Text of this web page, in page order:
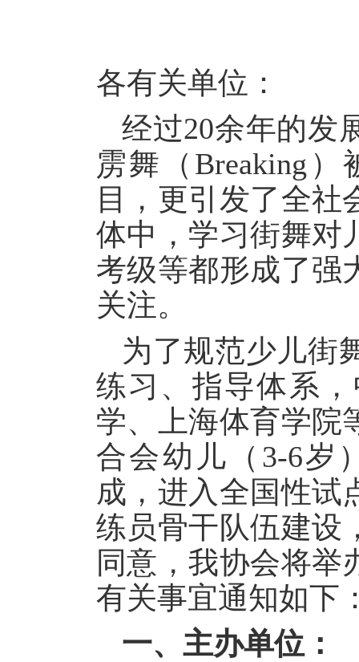
各有关单位：
经过20余年的发
雳舞（Breaking
目，更引发了全社
体中，学习街舞对
考级等都形成了强
关注。
为了规范少儿街
练习、指导体系
学、上海体育学院
合会幼儿（3-6岁
成，进入全国性试
练员骨干队伍建设
同意，我协会将举
有关事宜通知如下
一、主办单位：